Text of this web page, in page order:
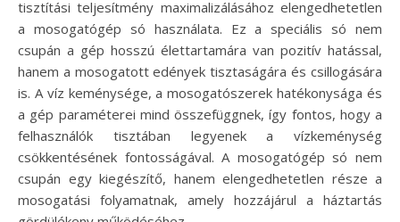
tisztítási teljesítmény maximalizálásához elengedhetetlen
a mosogatógép só használata. Ez a speciális só nem
csupán a gép hosszú élettartamára van pozitív hatással,
hanem a mosogatott edények tisztaságára és csillogására
is. A víz keménysége, a mosogatószerek hatékonysága és
a gép paraméterei mind összefüggnek, így fontos, hogy a
felhasználók tisztában legyenek a vízkeménység
csökkentésének fontosságával. A mosogatógép só nem
csupán egy kiegészítő, hanem elengedhetetlen része a
mosogatási folyamatnak, amely hozzájárul a háztartás